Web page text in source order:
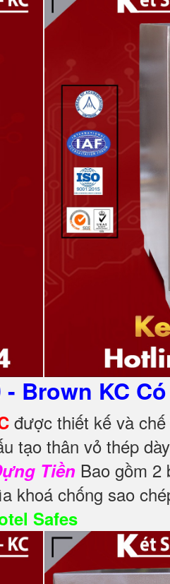
Brown KC
được thiết kế và
tạo thân vỏ thép
Tiền Bao gồm 2
khoá chống sao
Safes